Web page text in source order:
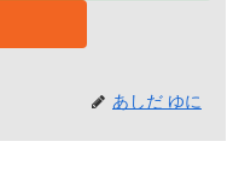
あしだ ゆに